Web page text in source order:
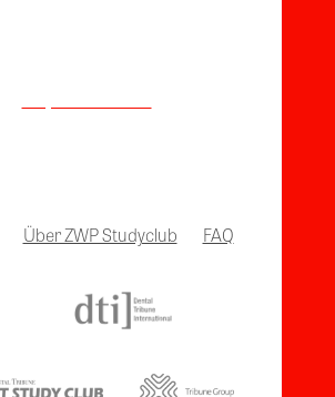
Über ZWP Studyclub FAQ